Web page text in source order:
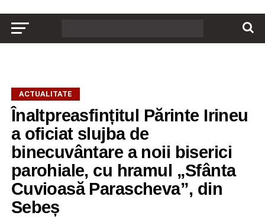
ACTUALITATE
Înaltpreasfințitul Părinte Irineu
a oficiat slujba de
binecuvântare a noii biserici
parohiale, cu hramul „Sfânta
Cuvioasă Parascheva”, din
Sebeș